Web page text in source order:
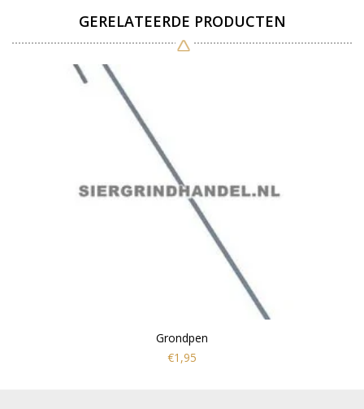
GERELATEERDE PRODUCTEN
Grondpen
€1,95